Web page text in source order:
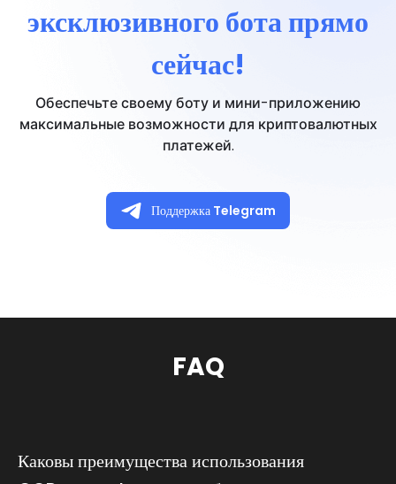
эксклюзивного бота прямо
сейчас!
Обеспечьте своему боту и мини-приложению
максимальные возможности для криптовалютных
платежей.
Поддержка Telegram
FAQ
Каковы преимущества использования